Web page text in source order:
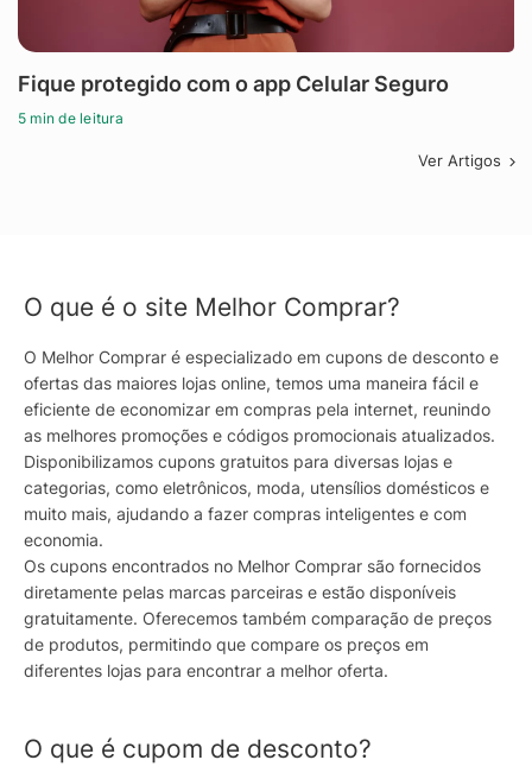
Fique protegido com o app Celular Seguro
5 min de leitura
Ver Artigos
O que é o site Melhor Comprar?
O Melhor Comprar é especializado em cupons de desconto e
ofertas das maiores lojas online, temos uma maneira fácil e
eficiente de economizar em compras pela internet, reunindo
as melhores promoções e códigos promocionais atualizados.
Disponibilizamos cupons gratuitos para diversas lojas e
categorias, como eletrônicos, moda, utensílios domésticos e
muito mais, ajudando a fazer compras inteligentes e com
economia.
Os cupons encontrados no Melhor Comprar são fornecidos
diretamente pelas marcas parceiras e estão disponíveis
gratuitamente. Oferecemos também comparação de preços
de produtos, permitindo que compare os preços em
diferentes lojas para encontrar a melhor oferta.
O que é cupom de desconto?